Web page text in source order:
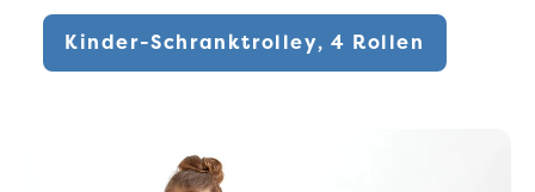
Kinder-Schranktrolley, 4 Rollen